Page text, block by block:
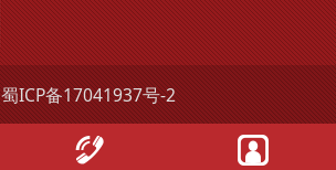
蜀ICP备17041937号-2